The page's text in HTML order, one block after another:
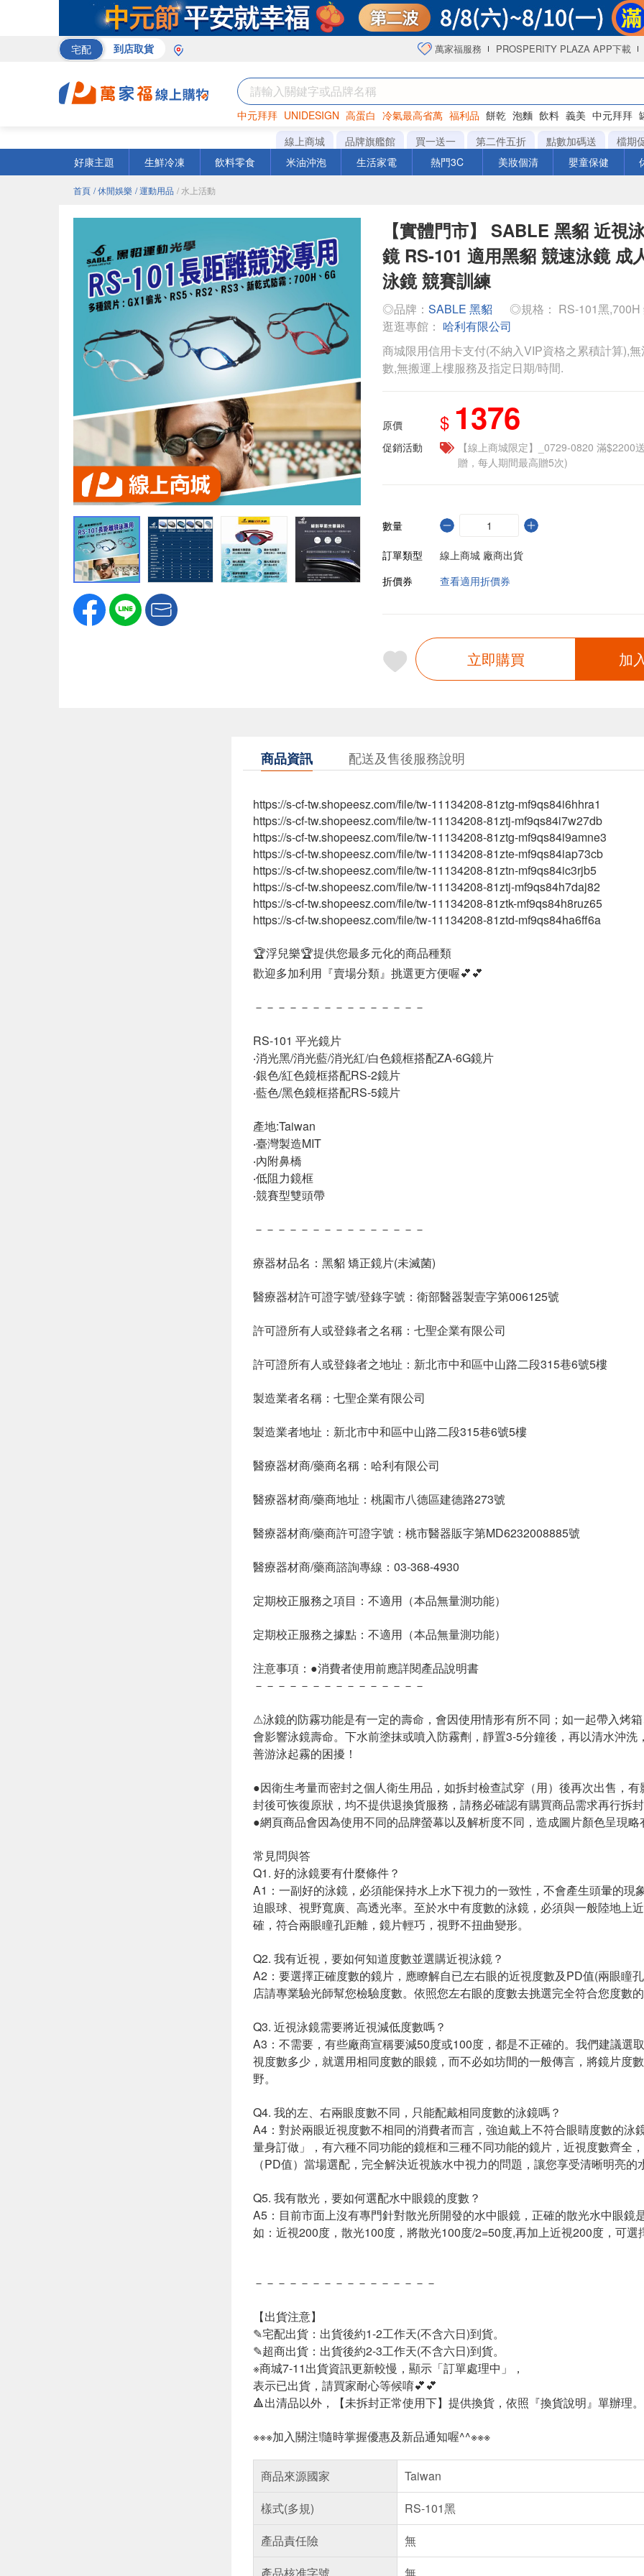
宅配 到店取貨 萬家福服務 PROSPERITY PLAZA APP下載
中元拜拜 UNIDESIGN 高蛋白 冷氣最高省萬 福利品 餅乾 泡麵 飲料 義美 中元拜拜
巧克力 衛生紙 咖啡
線上商城 品牌旗艦館 買一送一 第二件五折 點數加碼送
檔期
好康主題
生鮮冷凍 飲料零食 米油沖泡 生活家電 熱門3C 美妝個清 嬰童保健
首頁 / 休閒娛樂 / 運動用品 / 水上活動
【實體門市】 SABLE 黑貂 近視
鏡 RS-101 適用黑貂 競速泳鏡 成
泳鏡 競賽訓練
◎品牌： SABLE 黑貂
◎規格： RS-101黑
逛逛專館： 哈利有限公司
商城限用信用卡支付(不納入VIP資格之累積計算),
數,無搬運上樓服務及指定日期/時間.
原價 $ 1376
促銷活動
【線上商城限定】_0729-0820 滿$2200
贈，每人期間最高贈5次)
數量
訂單類型
線上商城 廠商出貨
折價券
查看適用折價券
立即購買 加
商品資訊 配送及售後服務說明
https://s-cf-tw.shopeesz.com/file/tw-11134208-81ztg-mf9qs84i6hhra1
https://s-cf-tw.shopeesz.com/file/tw-11134208-81ztj-mf9qs84i7w27db
https://s-cf-tw.shopeesz.com/file/tw-11134208-81ztg-mf9qs84i9amne3
https://s-cf-tw.shopeesz.com/file/tw-11134208-81zte-mf9qs84iap73cb
https://s-cf-tw.shopeesz.com/file/tw-11134208-81ztn-mf9qs84ic3rjb5
https://s-cf-tw.shopeesz.com/file/tw-11134208-81ztj-mf9qs84h7daj82
https://s-cf-tw.shopeesz.com/file/tw-11134208-81ztk-mf9qs84h8ruz65
https://s-cf-tw.shopeesz.com/file/tw-11134208-81ztd-mf9qs84ha6ff6a
🏆浮兒樂🏆提供您最多元化的商品種類
歡迎多加利用『賣場分類』挑選更方便喔💕💕
－－－－－－－－－－－－－－－
RS-101 平光鏡片
‧消光黑/消光藍/消光紅/白色鏡框搭配ZA-6G鏡片
‧銀色/紅色鏡框搭配RS-2鏡片
‧藍色/黑色鏡框搭配RS-5鏡片
產地:Taiwan
‧臺灣製造MIT
‧內附鼻橋
‧低阻力鏡框
‧競賽型雙頭帶
－－－－－－－－－－－－－－－
療器材品名：黑貂 矯正鏡片(未滅菌)
醫療器材許可證字號/登錄字號：衛部醫器製壹字第006125號
許可證所有人或登錄者之名稱：七聖企業有限公司
許可證所有人或登錄者之地址：新北市中和區中山路二段315巷6號5樓
製造業者名稱：七聖企業有限公司
製造業者地址：新北市中和區中山路二段315巷6號5樓
醫療器材商/藥商名稱：哈利有限公司
醫療器材商/藥商地址：桃園市八德區建德路273號
醫療器材商/藥商許可證字號：桃市醫器販字第MD6232008885號
醫療器材商/藥商諮詢專線：03-368-4930
定期校正服務之項目：不適用（本品無量測功能）
定期校正服務之據點：不適用（本品無量測功能）
注意事項：●消費者使用前應詳閱產品說明書
－－－－－－－－－－－－－－－
⚠泳鏡的防霧功能是有一定的壽命，會因使用情形有所不同；如一起帶入烤
會影響泳鏡壽命。下水前塗抹或噴入防霧劑，靜置3-5分鐘後，再以清水沖
善游泳起霧的困擾！
●因衛生考量而密封之個人衛生用品，如拆封檢查試穿（用）後再次出售，
封後可恢復原狀，均不提供退換貨服務，請務必確認有購買商品需求再行拆
●網頁商品會因為使用不同的品牌螢幕以及解析度不同，造成圖片顏色呈現
常見問與答
Q1. 好的泳鏡要有什麼條件？
A1：一副好的泳鏡，必須能保持水上水下視力的一致性，不會產生頭暈的現
迫眼球、視野寬廣、高透光率。至於水中有度數的泳鏡，必須與一般陸地上
確，符合兩眼瞳孔距離，鏡片輕巧，視野不扭曲變形。
Q2. 我有近視，要如何知道度數並選購近視泳鏡？
A2：要選擇正確度數的鏡片，應瞭解自已左右眼的近視度數及PD值(兩眼瞳
店請專業驗光師幫您檢驗度數。依照您左右眼的度數去挑選完全符合您度數
Q3. 近視泳鏡需要將近視減低度數嗎？
A3：不需要，有些廠商宣稱要減50度或100度，都是不正確的。我們建議選
視度數多少，就選用相同度數的眼鏡，而不必如坊間的一般傳言，將鏡片度
野。
Q4. 我的左、右兩眼度數不同，只能配戴相同度數的泳鏡嗎？
A4：對於兩眼近視度數不相同的消費者而言，強迫戴上不符合眼睛度數的泳
量身訂做」，有六種不同功能的鏡框和三種不同功能的鏡片，近視度數齊全
（PD值）當場選配，完全解決近視族水中視力的問題，讓您享受清晰明亮的
Q5. 我有散光，要如何選配水中眼鏡的度數？
A5：目前市面上沒有專門針對散光所開發的水中眼鏡，正確的散光水中眼
如：近視200度，散光100度，將散光100度/2=50度,再加上近視200度，可
－－－－－－－－－－－－－－－－
【出貨注意】
✎宅配出貨：出貨後約1-2工作天(不含六日)到貨。
✎超商出貨：出貨後約2-3工作天(不含六日)到貨。
※商城7-11出貨資訊更新較慢，顯示「訂單處理中」，
表示已出貨，請買家耐心等候唷💕💕
🔺出清品以外，【未拆封正常使用下】提供換貨，依照『換貨說明』單辦理
※※※加入關注!隨時掌握優惠及新品通知喔^^※※※
商品來源國家
Taiwan
樣式(多規)
RS-101黑
產品責任險
無